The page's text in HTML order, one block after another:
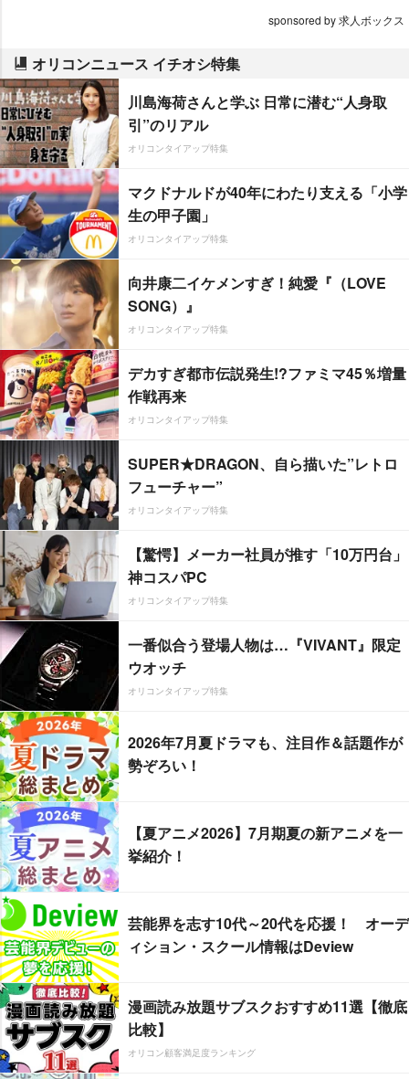
sponsored by 求人ボックス
オリコンニュース イチオシ特集
川島海荷さんと学ぶ 日常に潜む“人身取
引”のリアル
オリコンタイアップ特集
マクドナルドが40年にわたり支える「小学
生の甲子園」
オリコンタイアップ特集
向井康二イケメンすぎ！純愛『（LOVE
SONG）』
オリコンタイアップ特集
デカすぎ都市伝説発生!?ファミマ45％増量
作戦再来
オリコンタイアップ特集
SUPER★DRAGON、自ら描いた”レトロ
フューチャー”
オリコンタイアップ特集
【驚愕】メーカー社員が推す「10万円台」
神コスパPC
オリコンタイアップ特集
一番似合う登場人物は…『VIVANT』限定
ウオッチ
オリコンタイアップ特集
2026年7月夏ドラマも、注目作＆話題作が
勢ぞろい！
【夏アニメ2026】7月期夏の新アニメを一
挙紹介！
芸能界を志す10代～20代を応援！ オーデ
ィション・スクール情報はDeview
漫画読み放題サブスクおすすめ11選【徹底
比較】
オリコン顧客満足度ランキング